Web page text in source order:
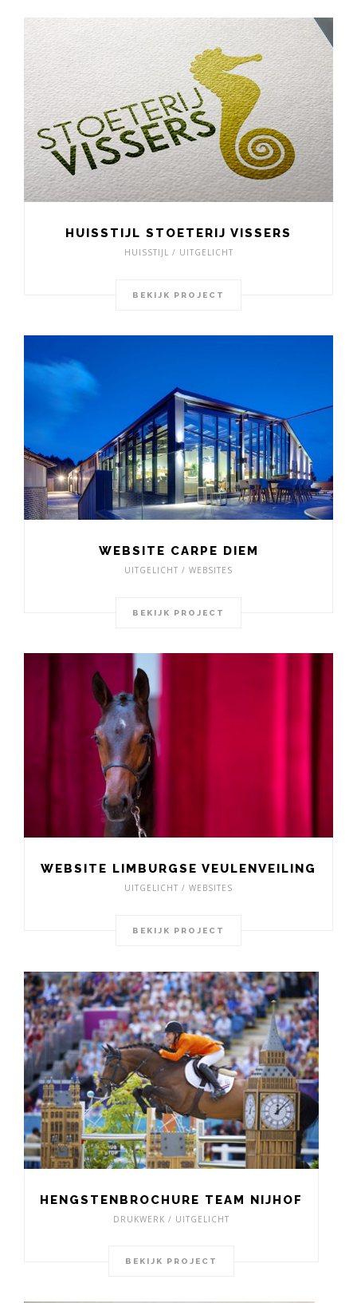
HUISSTIJL STOETERIJ VISSERS
HUISSTIJL / UITGELICHT
BEKIJK PROJECT
WEBSITE CARPE DIEM
UITGELICHT / WEBSITES
BEKIJK PROJECT
WEBSITE LIMBURGSE VEULENVEILING
UITGELICHT / WEBSITES
BEKIJK PROJECT
HENGSTENBROCHURE TEAM NIJHOF
DRUKWERK / UITGELICHT
BEKIJK PROJECT